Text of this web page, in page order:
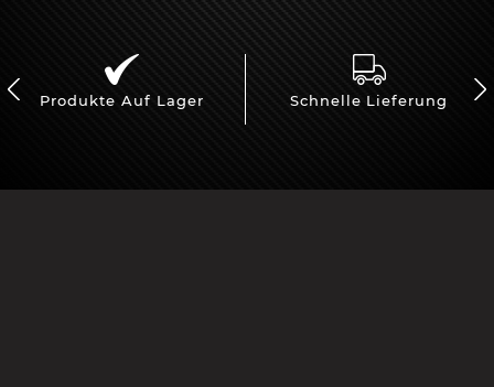
Produkte Auf Lager Schnelle Lieferung